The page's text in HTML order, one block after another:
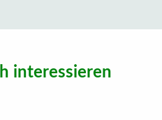
interessieren